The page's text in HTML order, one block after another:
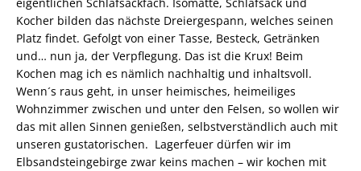
Kocher bilden das nächste Dreiergespann, welches seinen
Platz findet. Gefolgt von einer Tasse, Besteck, Getränken
und… nun ja, der Verpflegung. Das ist die Krux! Beim
Kochen mag ich es nämlich nachhaltig und inhaltsvoll.
Wenn´s raus geht, in unser heimisches, heimeiliges
Wohnzimmer zwischen und unter den Felsen, so wollen wir
das mit allen Sinnen genießen, selbstverständlich auch mit
unseren gustatorischen. Lagerfeuer dürfen wir im
Elbsandsteingebirge zwar keins machen – wir kochen mit